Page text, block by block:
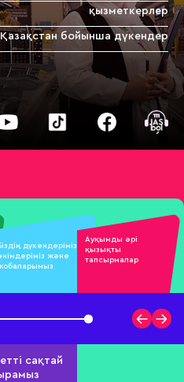
қызметкерлер
Қазақстан бойынша дүкендер
дүкендеріміз,
және
Ауқымды әрі
қызықты
тапсырмалар
сақтай